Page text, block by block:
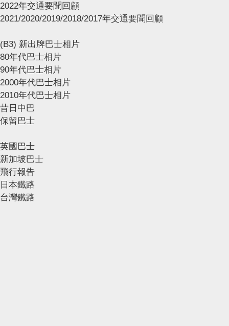
2022年交通要聞回顧
2021/2020/2019/2018/2017年交通要聞回顧
(B3) 新出牌巴士相片
80年代巴士相片
90年代巴士相片
2000年代巴士相片
2010年代巴士相片
昔日中巴
保留巴士
英國巴士
新加坡巴士
飛行報告
日本鐵路
台灣鐵路